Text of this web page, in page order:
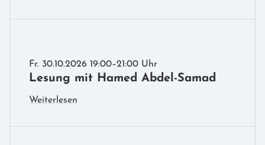
Fr. 30.10.2026 19:00–21:00 Uhr
Lesung mit Hamed Abdel-Samad
Weiterlesen